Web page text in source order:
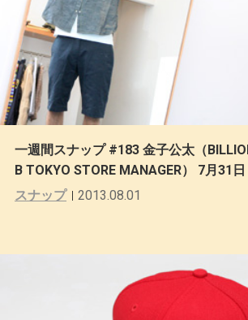
一週間スナップ #183 金子公太（
B TOKYO STORE MANAGER） 7月31
スナップ
2013.08.01